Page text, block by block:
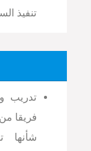
تنفيذ
اتخذت.
الحصول
تجاه
تدريب
فريقا
شأنها